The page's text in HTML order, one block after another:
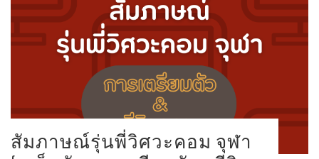
สัมภาษณ์รุ่นพี่วิศวะคอม จุฬา